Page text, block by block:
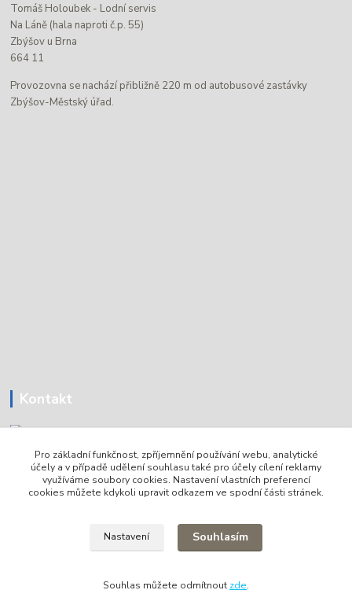
Tomáš Holoubek - Lodní servis
Na Láně (hala naproti č.p. 55)
Zbýšov u Brna
664 11
Provozovna se nachází přibližně 220 m od autobusové zastávky
Zbýšov-Městský úřad.
Kontakt
Tomáš Holoubek
+420736720979
Pro základní funkčnost, zpříjemnění používání webu, analytické
účely a v případě udělení souhlasu také pro účely cílení reklamy
využíváme soubory cookies. Nastavení vlastních preferencí
cookies můžete kdykoli upravit odkazem ve spodní části stránek.
Nastavení Souhlasím
Souhlas můžete odmítnout zde.